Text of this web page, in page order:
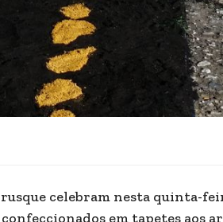
celebram nesta quinta-
em tapetes aos